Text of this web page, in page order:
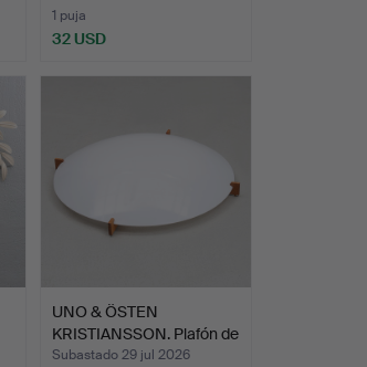
1 puja
32 USD
UNO & ÖSTEN
KRISTIANSSON. Plafón de
techo,…
Subastado 29 jul 2026